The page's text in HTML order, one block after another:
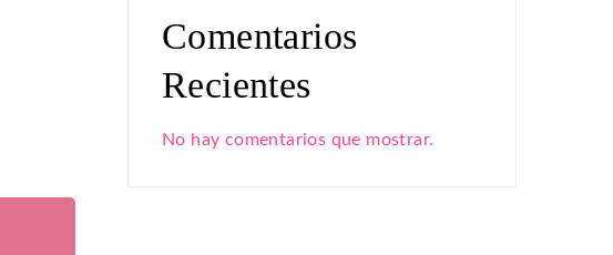
Comentarios
Recientes
No hay comentarios que mostrar.